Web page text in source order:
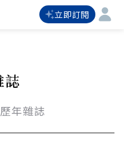
立即訂閱
誌
歷年雜誌